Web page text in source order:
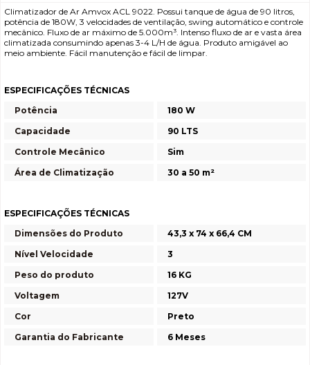
Climatizador de Ar Amvox ACL 9022. Possui tanque de água de 90 litros,
potência de 180W, 3 velocidades de ventilação, swing automático e controle
mecânico. Fluxo de ar máximo de 5.000m³. Intenso fluxo de ar e vasta área
climatizada consumindo apenas 3-4 L/H de água. Produto amigável ao
meio ambiente. Fácil manutenção e fácil de limpar.
ESPECIFICAÇÕES TÉCNICAS
Potência
180 W
Capacidade
90 LTS
Controle Mecânico
Sim
Área de Climatização
30 a 50 m²
ESPECIFICAÇÕES TÉCNICAS
Dimensões do Produto
43,3 x 74 x 66,4 CM
Nível Velocidade
3
Peso do produto
16 KG
Voltagem
127V
Cor
Preto
Garantia do Fabricante
6 Meses